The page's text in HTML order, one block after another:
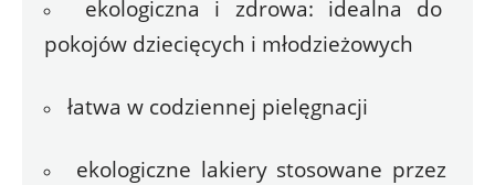
ekologiczna i zdrowa: idealna do
pokojów dziecięcych i młodzieżowych
łatwa w codziennej pielęgnacji
ekologiczne lakiery stosowane przez